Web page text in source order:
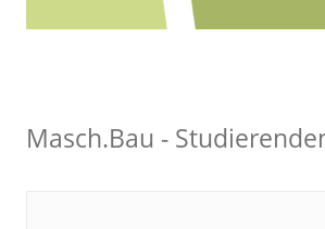
Masch.Bau -